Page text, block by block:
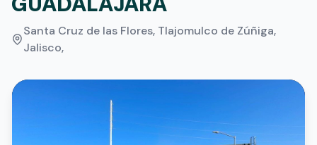
Santa Cruz de las Flores, Tlajomulco de Zúñiga,
Jalisco,